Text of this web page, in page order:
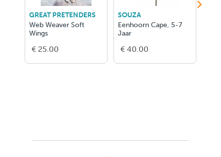
GREAT PRETENDERS
Web Weaver Soft
Wings
€ 25.00
SOUZA
Eenhoorn Cape, 5-7
Jaar
€ 40.00